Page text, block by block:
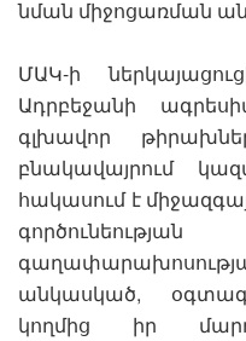
նման միջոցառման
ՄԱԿ-ի
Ադրբեջանի
գլխավոր
բնակավայրում
հակասում է
անկասկած,
կողմից իր